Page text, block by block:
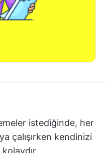
istediğinde, her
çalışırken kendinizi